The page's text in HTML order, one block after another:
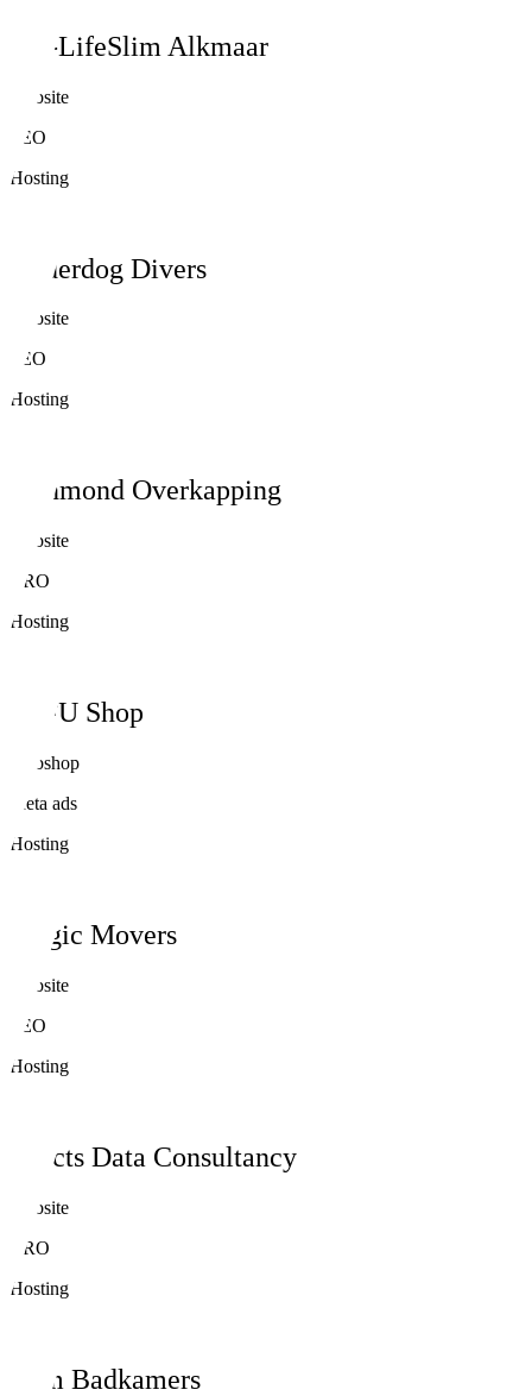
My-LifeSlim Alkmaar
Website
SEO
Hosting
Underdog Divers
Website
SEO
Hosting
Rijnmond Overkapping
Website
CRO
Hosting
STFU Shop
Webshop
Meta ads
Hosting
Magic Movers
Website
SEO
Hosting
Spects Data Consultancy
Website
CRO
Hosting
Cam Badkamers